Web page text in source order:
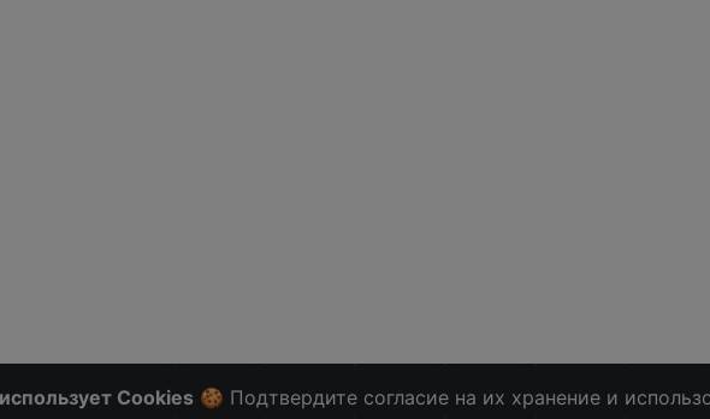
Cookies🍪 Подтвердите согласие на их хранение и